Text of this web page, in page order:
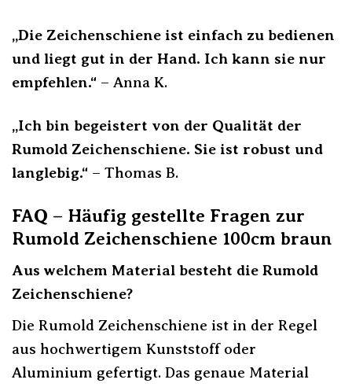
„Die Zeichenschiene ist einfach zu bedienen
und liegt gut in der Hand. Ich kann sie nur
empfehlen.“ – Anna K.
„Ich bin begeistert von der Qualität der
Rumold Zeichenschiene. Sie ist robust und
langlebig.“ – Thomas B.
FAQ – Häufig gestellte Fragen zur
Rumold Zeichenschiene 100cm braun
Aus welchem Material besteht die Rumold
Zeichenschiene?
Die Rumold Zeichenschiene ist in der Regel
aus hochwertigem Kunststoff oder
Aluminium gefertigt. Das genaue Material